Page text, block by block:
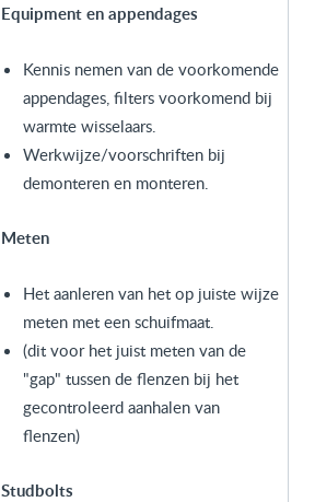
Equipment en appendages
Kennis nemen van de voorkomende
appendages, filters voorkomend bij
warmte wisselaars.
Werkwijze/voorschriften bij
demonteren en monteren.
Meten
Het aanleren van het op juiste wijze
meten met een schuifmaat.
(dit voor het juist meten van de
"gap" tussen de flenzen bij het
gecontroleerd aanhalen van
flenzen)
Studbolts